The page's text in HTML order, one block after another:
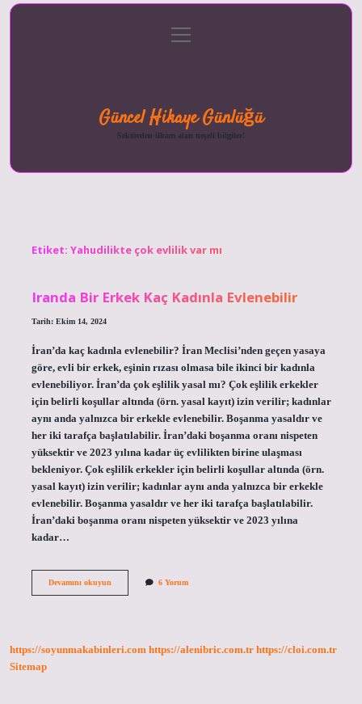
menüyü
aç
Güncel Hikaye Günlüğü
Sektörden ilham alan neşeli bilgiler!
Etiket: Yahudilikte çok evlilik var mı
Iranda Bir Erkek Kaç Kadınla Evlenebilir
Tarih: Ekim 14, 2024
İran’da kaç kadınla evlenebilir? İran Meclisi’nden geçen yasaya
göre, evli bir erkek, eşinin rızası olmasa bile ikinci bir kadınla
evlenebiliyor. İran’da çok eşlilik yasal mı? Çok eşlilik erkekler
için belirli koşullar altında (örn. yasal kayıt) izin verilir; kadınlar
aynı anda yalnızca bir erkekle evlenebilir. Boşanma yasaldır ve
her iki tarafça başlatılabilir. İran’daki boşanma oranı nispeten
yüksektir ve 2023 yılına kadar üç evlilikten birine ulaşması
bekleniyor. Çok eşlilik erkekler için belirli koşullar altında (örn.
yasal kayıt) izin verilir; kadınlar aynı anda yalnızca bir erkekle
evlenebilir. Boşanma yasaldır ve her iki tarafça başlatılabilir.
İran’daki boşanma oranı nispeten yüksektir ve 2023 yılına
kadar…
Devamını okuyunIranda
6 Yorum
https://soyunmakabinleri.com https://alenibric.com.tr https://cloi.com.tr
Sitemap